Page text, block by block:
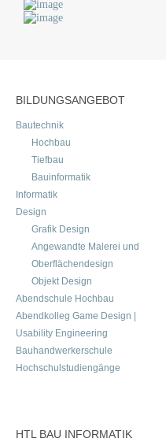
BILDUNGSANGEBOT
Bautechnik
Hochbau
Tiefbau
Bauinformatik
Informatik
Design
Grafik Design
Angewandte Malerei und
Oberflächendesign
Objekt Design
Abendschule Hochbau
Abendkolleg Game Design |
Usability Engineering
Bauhandwerkerschule
Hochschulstudiengänge
HTL BAU INFORMATIK